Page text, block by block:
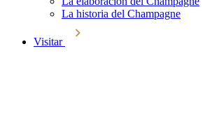
La historia del Champagne
Visitar